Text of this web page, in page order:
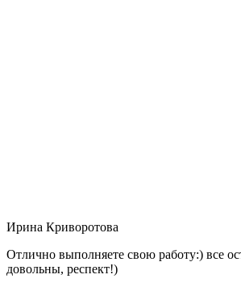
Ирина Криворотова
Отлично выполняете свою работу:) все
довольны, респект!)